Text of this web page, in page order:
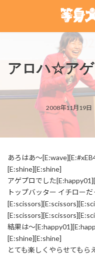
ン
プ
ー
動
アロハ☆アゲ
2008年11月19日
あろはあ～
[E:shine][E:shine]
アゲプロでした
トップバッター イチロー
結果は～
[E:shine][E:shine]
とても楽しくやらせてもら